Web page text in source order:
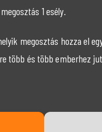
1 esély.
megosztás hozza el
több és több emberhez